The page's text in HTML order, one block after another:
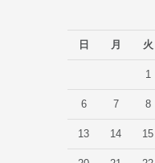
日
月 火
1
6 7 8
13 14 15